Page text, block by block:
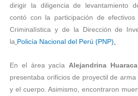
dirigir la diligencia de levantamiento
contó con la participación de
Criminalística y de la Dirección de
la Policía Nacional del Perú (PNP).
En el área yacía Alejandrina
presentaba orificios de proyectil de
y el cuerpo. Asimismo, encontraron